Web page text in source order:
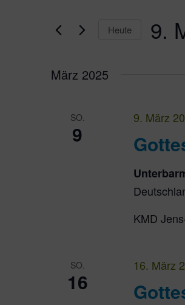
Ansichten,
Schlüsselwort.
Heute 9.
März 2025
SO.
9
9. März
KMD
SO.
16
16. März